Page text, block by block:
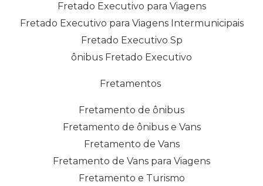
Fretado Executivo para Viagens
Fretado Executivo para Viagens Intermunicipais
Fretado Executivo Sp
ônibus Fretado Executivo
Fretamentos
Fretamento de ônibus
Fretamento de ônibus e Vans
Fretamento de Vans
Fretamento de Vans para Viagens
Fretamento e Turismo